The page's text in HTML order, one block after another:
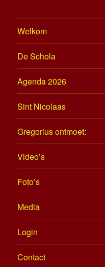
Welkom
De Schola
Agenda 2026
Sint Nicolaas
Gregorius ontmoet:
Video’s
Foto’s
Media
Login
Contact